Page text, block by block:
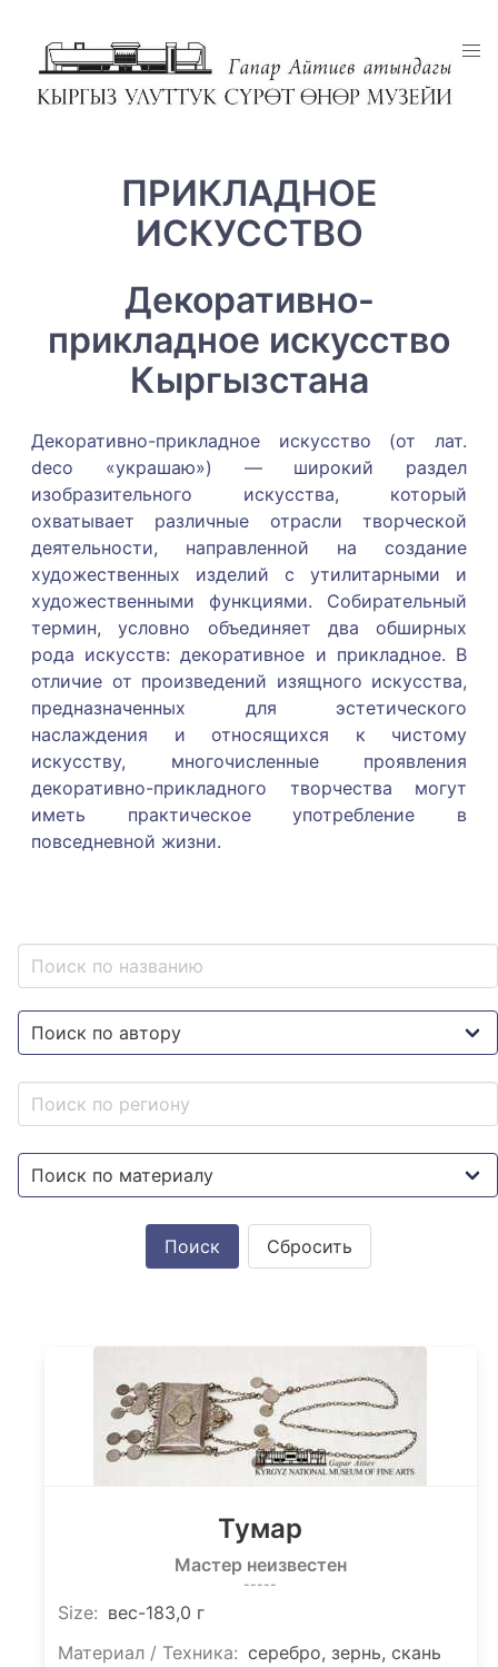
ПРИКЛАДНОЕ
ИСКУССТВО
Декоративно-
прикладное искусство
Кыргызстана
Декоративно-прикладное искусство (от лат.
deco «украшаю») — широкий раздел
изобразительного искусства, который
охватывает различные отрасли творческой
деятельности, направленной на создание
художественных изделий с утилитарными и
художественными функциями. Собирательный
термин, условно объединяет два обширных
рода искусств: декоративное и прикладное. В
отличие от произведений изящного искусства,
предназначенных для эстетического
наслаждения и относящихся к чистому
искусству, многочисленные проявления
декоративно-прикладного творчества могут
иметь практическое употребление в
повседневной жизни.
Сбросить
Тумар
Мастер неизвестен
-----
Size: вес-183,0 г
Материал / Техника: серебро, зернь, скань